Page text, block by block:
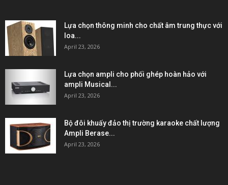
Lựa chọn thông minh cho chất âm trung thực với
loa...
April 23, 2026
Lựa chọn ampli cho phối ghép hoàn hảo với
ampli Musical...
April 23, 2026
Bộ đôi khuấy đảo thị trường karaoke chất lượng
Ampli Berase...
April 23, 2026